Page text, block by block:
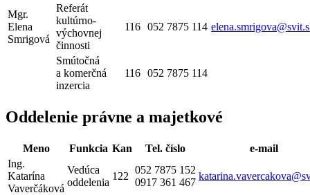
Mgr.
Elena
Smrigová
Referát
kultúrno-
výchovnej
činnosti
116 052 7875 114
Smútočná
a komerčná
inzercia
116 052 7875 114
Oddelenie právne a majetkové
Meno Funkcia Kan Tel. číslo
e-mail
Ing.
Katarína
Vaverčáková
Vedúca
oddelenia
122
052 7875 152
0917 361 467